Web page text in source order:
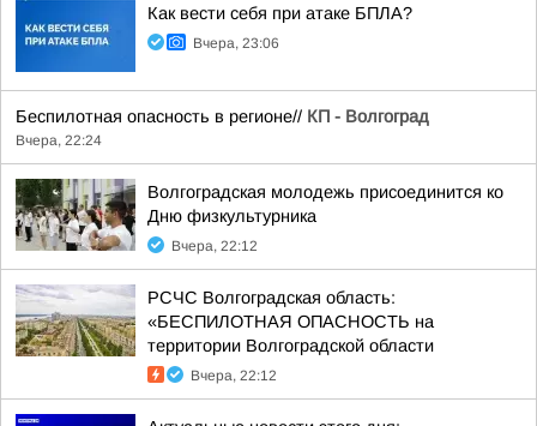
Как вести себя при атаке БПЛА?
Вчера, 23:06
Беспилотная опасность в регионе// КП - Волгоград
Вчера, 22:24
Волгоградская молодежь присоединится ко
Дню физкультурника
Вчера, 22:12
РСЧС Волгоградская область:
«БЕСПИЛОТНАЯ ОПАСНОСТЬ на
территории Волгоградской области
Вчера, 22:12